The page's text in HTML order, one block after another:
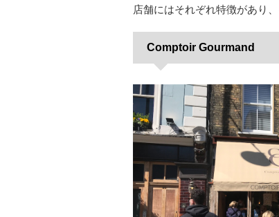
店舗にはそれぞれ特徴があり
Comptoir Gourmand